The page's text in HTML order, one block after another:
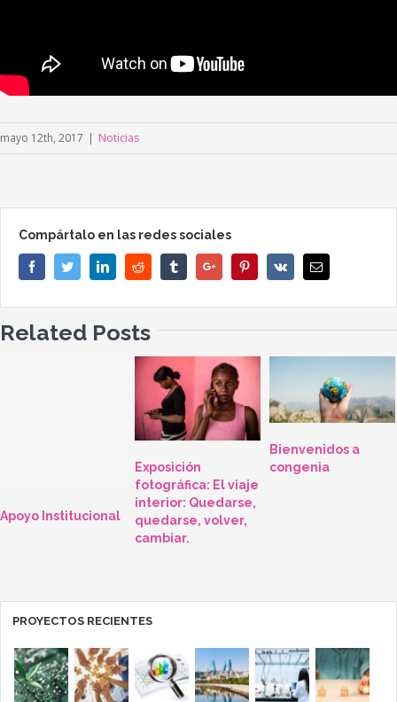
mayo 12th, 2017 | Noticias
Compártalo en las redes sociales
FacebookTwitterLinkedinReddit TumblrGoogle+ PinterestVk Email
Related Posts
Apoyo Institucional
Exposición
fotográfica: El viaje
interior: Quedarse,
quedarse, volver,
cambiar.
Bienvenidos a
congenia
PROYECTOS RECIENTES